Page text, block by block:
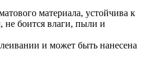
материала, устойчива к
не боится влаги, пыли и
и может быть нанесена